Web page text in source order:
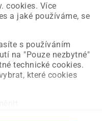
cookies. Více
a jaké používáme, se
s používáním
na "Pouze nezbytné"
technické cookies.
které cookies
a už ji opravujeme.
stránku.
Úvodní strana